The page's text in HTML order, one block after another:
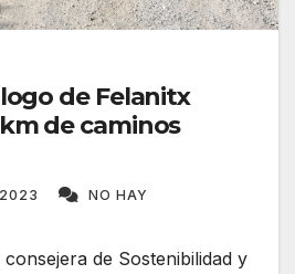
de Felanitx
de caminos
2023
NO HAY
de Sostenibilidad y